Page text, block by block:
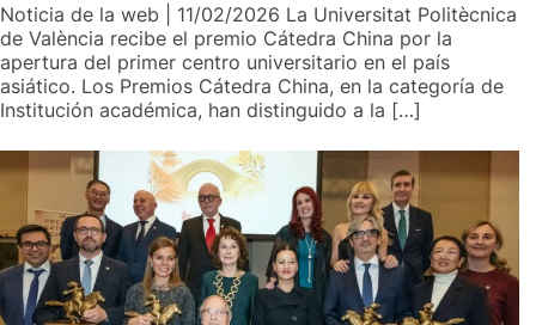
Noticia de la web | 11/02/2026 La Universitat Politècnica
de València recibe el premio Cátedra China por la
apertura del primer centro universitario en el país
asiático. Los Premios Cátedra China, en la categoría de
Institución académica, han distinguido a la […]